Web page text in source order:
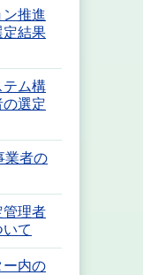
ン推進
定結果
テム構
選定
業者の
管理者
て
ー内の